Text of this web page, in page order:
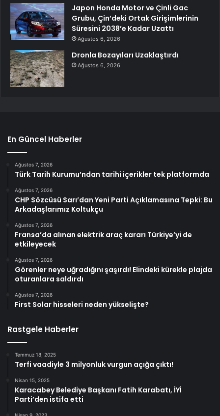
Japon Honda Motor ve Çinli Gac
Grubu, Çin’deki Ortak Girişimlerinin
Süresini 2038’e Kadar Uzattı
Ağustos 6, 2026
Dronla Bozayıları Uzaklaştırdı
Ağustos 6, 2026
En Güncel Haberler
Ağustos 7, 2026
Türk Tarih Kurumu’ndan tarihi içerikler tek platformda
Ağustos 7, 2026
CHP Sözcüsü Sarı’dan Yeni Parti Açıklamasına Tepki: Bu
Arkadaşlarımız Koltukçu
Ağustos 7, 2026
Fransa’da alınan elektrik araç kararı Türkiye’yi de
etkileyecek
Ağustos 7, 2026
Görenler neye uğradığını şaşırdı! Elindeki kürekle plajda
oturanlara saldırdı
Ağustos 7, 2026
First Solar hisseleri neden yükselişte?
Rastgele Haberler
Temmuz 18, 2025
Terfi vaadiyle 3 milyonluk vurgun açığa çıktı!
Nisan 15, 2025
Karacabey Belediye Başkanı Fatih Karabatı, İYİ
Parti’den istifa etti